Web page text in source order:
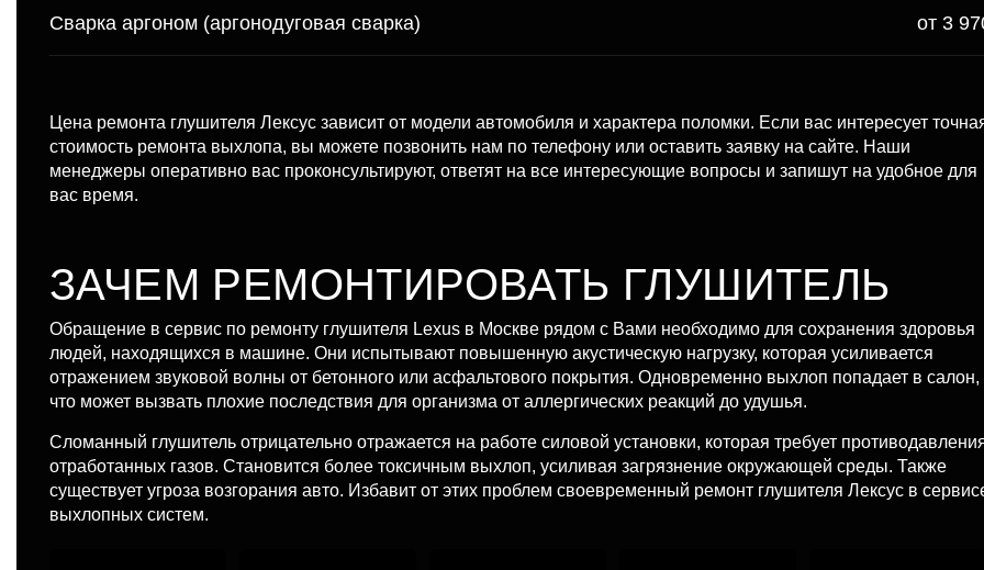
Сварка аргоном (аргонодуговая сварка) от 3
Цена ремонта глушителя Лексус зависит от модели автомобиля и характера поломки. Если вас интересует
стоимость ремонта выхлопа, вы можете позвонить нам по телефону или оставить заявку на сайте. Наши
менеджеры оперативно вас проконсультируют, ответят на все интересующие вопросы и запишут на удобное для
вас время.
ЗАЧЕМ РЕМОНТИРОВАТЬ ГЛУШИТЕЛЬ
Обращение в сервис по ремонту глушителя Lexus в Москве рядом с Вами необходимо для сохранения здоровья
людей, находящихся в машине. Они испытывают повышенную акустическую нагрузку, которая усиливается
отражением звуковой волны от бетонного или асфальтового покрытия. Одновременно выхлоп попадает в салон,
что может вызвать плохие последствия для организма от аллергических реакций до удушья.
Сломанный глушитель отрицательно отражается на работе силовой установки, которая требует
отработанных газов. Становится более токсичным выхлоп, усиливая загрязнение окружающей среды. Также
существует угроза возгорания авто. Избавит от этих проблем своевременный ремонт глушителя Лексус в
выхлопных систем.